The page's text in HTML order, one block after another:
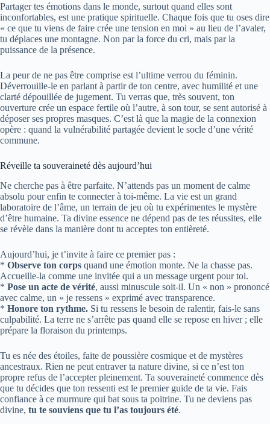
Partager tes émotions dans le monde, surtout quand elles sont
inconfortables, est une pratique spirituelle. Chaque fois que tu oses dire
« ce que tu viens de faire crée une tension en moi » au lieu de l’avaler,
tu déplaces une montagne. Non par la force du cri, mais par la
puissance de la présence.
La peur de ne pas être comprise est l’ultime verrou du féminin.
Déverrouille-le en parlant à partir de ton centre, avec humilité et une
clarté dépouillée de jugement. Tu verras que, très souvent, ton
ouverture crée un espace fertile où l’autre, à son tour, se sent autorisé à
déposer ses propres masques. C’est là que la magie de la connexion
opère : quand la vulnérabilité partagée devient le socle d’une vérité
commune.
Réveille ta souveraineté dès aujourd’hui
Ne cherche pas à être parfaite. N’attends pas un moment de calme
absolu pour enfin te connecter à toi-même. La vie est un grand
laboratoire de l’âme, un terrain de jeu où tu expérimentes le mystère
d’être humaine. Ta divine essence ne dépend pas de tes réussites, elle
se révèle dans la manière dont tu acceptes ton entièreté.
Aujourd’hui, je t’invite à faire ce premier pas :
* Observe ton corps quand une émotion monte. Ne la chasse pas.
Accueille-la comme une invitée qui a un message urgent pour toi.
* Pose un acte de vérité, aussi minuscule soit-il. Un « non » prononcé
avec calme, un « je ressens » exprimé avec transparence.
* Honore ton rythme. Si tu ressens le besoin de ralentir, fais-le sans
culpabilité. La terre ne s’arrête pas quand elle se repose en hiver ; elle
prépare la floraison du printemps.
Tu es née des étoiles, faite de poussière cosmique et de mystères
ancestraux. Rien ne peut entraver ta nature divine, si ce n’est ton
propre refus de l’accepter pleinement. Ta souveraineté commence dès
que tu décides que ton ressenti est le premier guide de ta vie. Fais
confiance à ce murmure qui bat sous ta poitrine. Tu ne deviens pas
divine, tu te souviens que tu l’as toujours été.